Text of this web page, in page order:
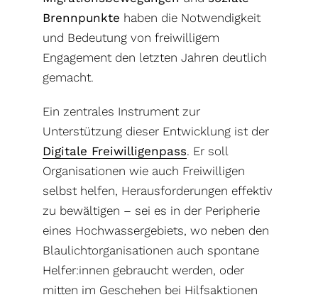
Brennpunkte haben die Notwendigkeit
und Bedeutung von freiwilligem
Engagement den letzten Jahren deutlich
gemacht.
Ein zentrales Instrument zur
Unterstützung dieser Entwicklung ist der
Digitale Freiwilligenpass. Er soll
Organisationen wie auch Freiwilligen
selbst helfen, Herausforderungen effektiv
zu bewältigen – sei es in der Peripherie
eines Hochwassergebiets, wo neben den
Blaulichtorganisationen auch spontane
Helfer:innen gebraucht werden, oder
mitten im Geschehen bei Hilfsaktionen